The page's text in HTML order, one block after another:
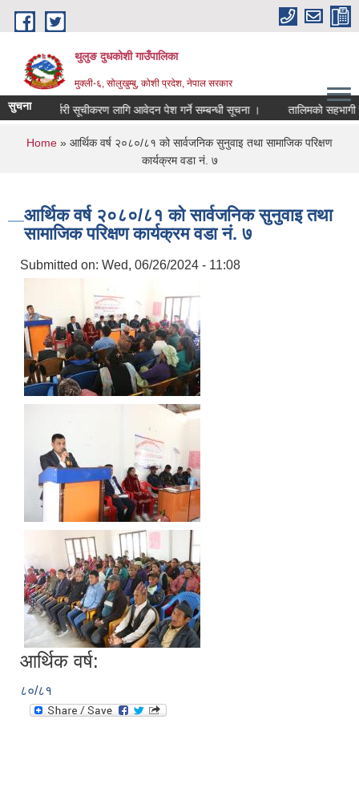
Skip to main content
थुलुङ दुधकोशी गाउँपालिका
मुक्ली-६, सोलुखुम्बु, कोशी प्रदेश, नेपाल सरकार
सुचना
फलफूल नर्सरी सूचीकरण लागि आवेदन पेश गर्ने सम्बन्धी सूचना । तालिमको सहभागी
You are here
Home » आर्थिक वर्ष २०८०/८१ को सार्वजनिक सुनुवाइ तथा सामाजिक परिक्षण
कार्यक्रम वडा नं. ७
आर्थिक वर्ष २०८०/८१ को सार्वजनिक सुनुवाइ तथा
सामाजिक परिक्षण कार्यक्रम वडा नं. ७
Submitted on: Wed, 06/26/2024 - 11:08
आर्थिक वर्ष:
८०/८१